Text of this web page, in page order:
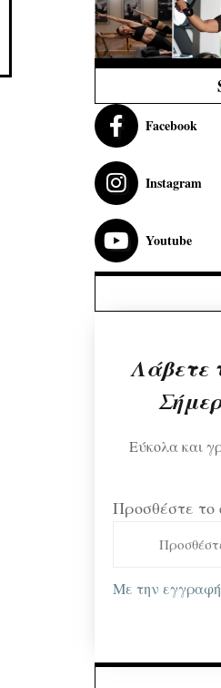
Facebook
Instagram
Youtube
Λάβετε
Εύκολα και
Προσθέστε το
Με την